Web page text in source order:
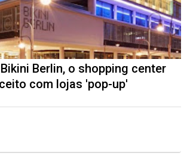
Berlin, o shopping center
com lojas 'pop-up'